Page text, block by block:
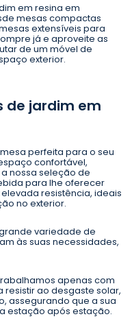
em resina em
mesas compactas
extensíveis para
já e aproveite as
de um móvel de
exterior.
de jardim em
perfeita para o seu
confortável,
nossa seleção de
para lhe oferecer
resistência, ideais
no exterior.
variedade de
às suas necessidades,
apenas com
ao desgaste solar,
assegurando que a sua
estação após estação.